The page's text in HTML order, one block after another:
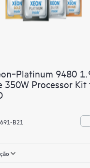
9480
350W Processor Kit
B21